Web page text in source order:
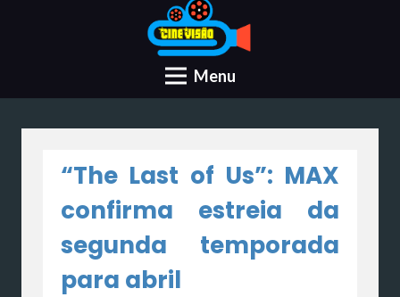
Menu
“The Last of Us”: MAX
confirma estreia da
segunda temporada
para abril